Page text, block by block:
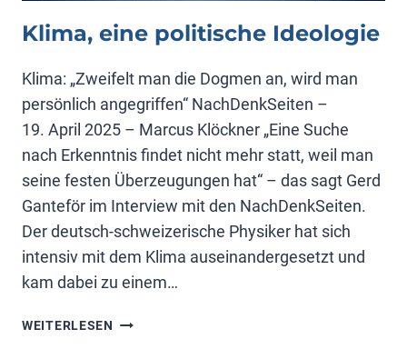
Klima, eine politische Ideologie
Klima: „Zweifelt man die Dogmen an, wird man
persönlich angegriffen“ NachDenkSeiten –
19. April 2025 – Marcus Klöckner „Eine Suche
nach Erkenntnis findet nicht mehr statt, weil man
seine festen Überzeugungen hat“ – das sagt Gerd
Ganteför im Interview mit den NachDenkSeiten.
Der deutsch-schweizerische Physiker hat sich
intensiv mit dem Klima auseinandergesetzt und
kam dabei zu einem…
WEITERLESEN KLIMA,